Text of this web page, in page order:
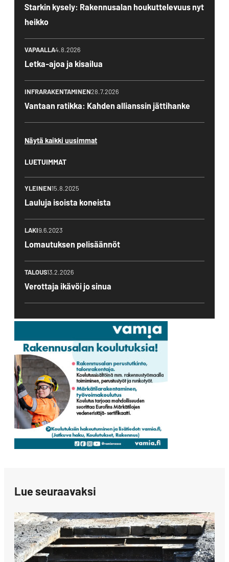
Starkin kysely: Rakennusalan houkuttelevuus nyt
heikko
VAPAALLA4.8.2026
Letka-ajoa ja kisailua
INFRARAKENTAMINEN28.7.2026
Vantaan ratikka: Kahden allianssin jättihanke
Näytä kaikki uusimmat
LUETUIMMAT
YLEINEN15.8.2025
Lauluja isoista koneista
LAKI9.6.2023
Lomautuksen pelisäännöt
TALOUS13.2.2026
Verottaja ikävöi jo sinua
Lue seuraavaksi